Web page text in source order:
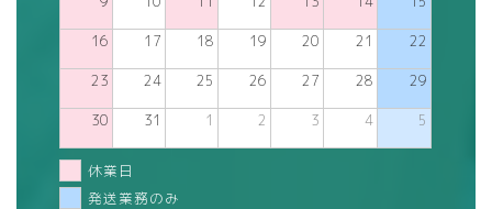
16 17 18 19 20 21 22
23 24 25 26 27 28 29
30 31 1 2 3 4 5
休業日
発送業務のみ